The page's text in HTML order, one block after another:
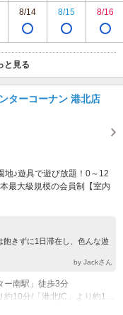
8/14 8/15 8/16
と見る
ターコーナン 港北店
地♪遊具で遊び放題！0～12
最大級規模の会員制【室内
きずに1日滞在し、色んな遊
by Jackさん
ー南駅」徒歩3分
00～19：00 ※感染症対策と